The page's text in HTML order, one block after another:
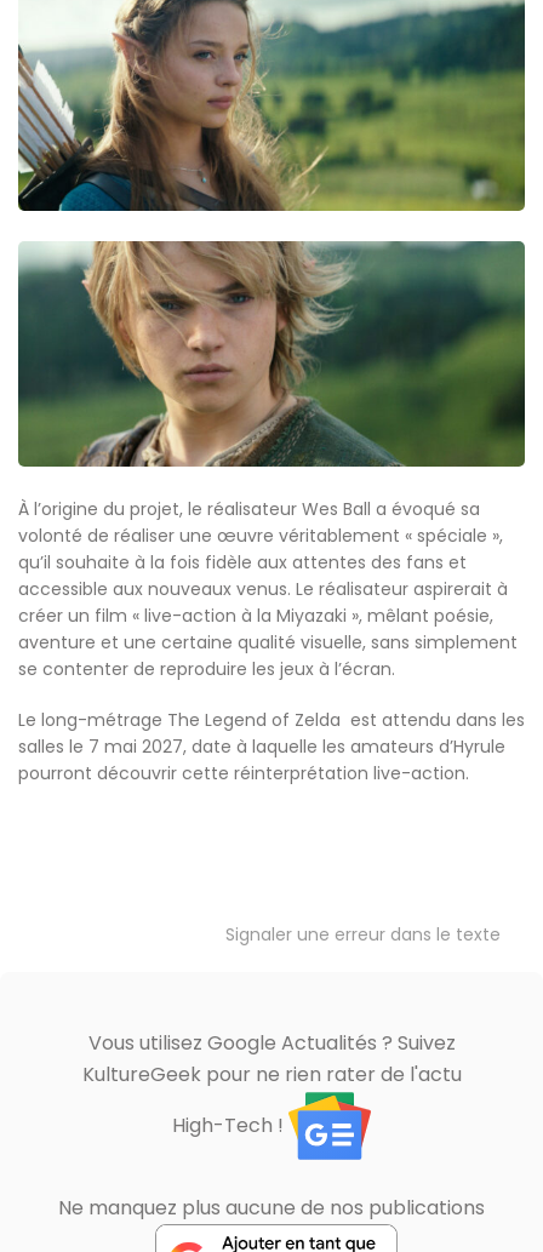
À l’origine du projet, le réalisateur Wes Ball a évoqué sa
volonté de réaliser une œuvre véritablement « spéciale »,
qu’il souhaite à la fois fidèle aux attentes des fans et
accessible aux nouveaux venus. Le réalisateur aspirerait à
créer un film « live-action à la Miyazaki », mêlant poésie,
aventure et une certaine qualité visuelle, sans simplement
se contenter de reproduire les jeux à l’écran.
Le long-métrage The Legend of Zelda est attendu dans les
salles le 7 mai 2027, date à laquelle les amateurs d’Hyrule
pourront découvrir cette réinterprétation live-action.
Signaler une erreur dans le texte
Vous utilisez Google Actualités ? Suivez
KultureGeek pour ne rien rater de l'actu
High-Tech !
Ne manquez plus aucune de nos publications